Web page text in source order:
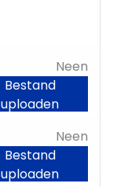
Neen
Bestand
uploaden
Neen
Bestand
uploaden